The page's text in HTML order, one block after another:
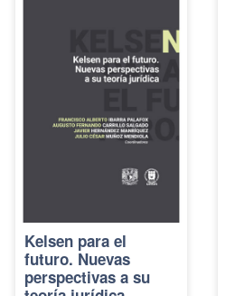
Kelsen para el
futuro. Nuevas
perspectivas a su